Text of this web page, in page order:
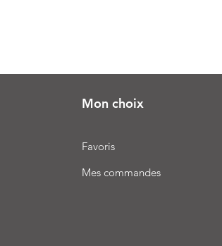
Mon choix
Favoris
Mes commandes